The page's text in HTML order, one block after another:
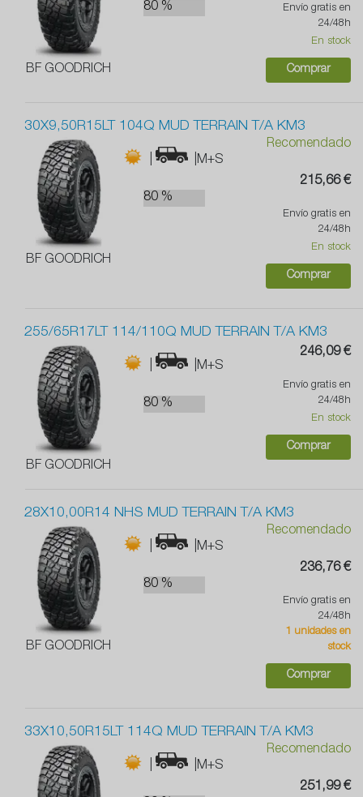
BF GOODRICH
80 %
Envío gratis en
24/48h
En stock
Comprar
30X9,50R15LT 104Q MUD TERRAIN T/A KM3
BF GOODRICH
| |M+S
80 %
Recomendado
215,66 €
Envío gratis en
24/48h
En stock
Comprar
255/65R17LT 114/110Q MUD TERRAIN T/A KM3
BF GOODRICH
| |M+S
80 %
246,09 €
Envío gratis en
24/48h
En stock
Comprar
28X10,00R14 NHS MUD TERRAIN T/A KM3
BF GOODRICH
| |M+S
80 %
Recomendado
236,76 €
Envío gratis en
24/48h
1 unidades en
stock
Comprar
33X10,50R15LT 114Q MUD TERRAIN T/A KM3
| |M+S
Recomendado
251,99 €